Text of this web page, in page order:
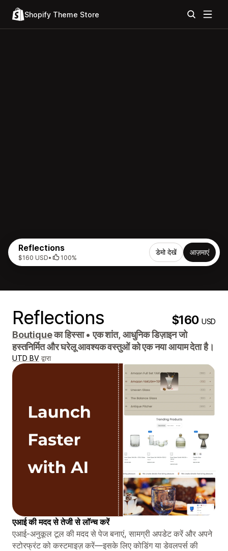
Shopify Theme Store
Reflections
$160 USD• 100%
डेमो देखें आज़माएं
Reflections $160USD
Boutiqueका हिस्सा• एक शांत, आधुनिक डिज़ाइन जो
हस्तनिर्मित और घरेलू आवश्यक वस्तुओं को एक नया आयाम देता है।
UTD BV द्वारा
एआई की मदद से तेजी से लॉन्च करें
एआई-अनुकूल टूल की मदद से पेज बनाएं, सामग्री अपडेट करें और अपने
स्टोरफ्रंट को कस्टमाइज़ करें—इसके लिए कोडिंग या डेवलपर्स की